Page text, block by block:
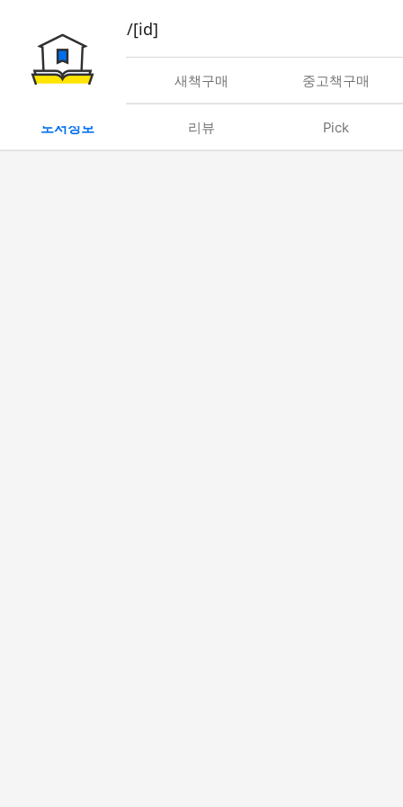
book/rent/[id]
대여 새책구매 중고책구매
도서정보 리뷰 Pick